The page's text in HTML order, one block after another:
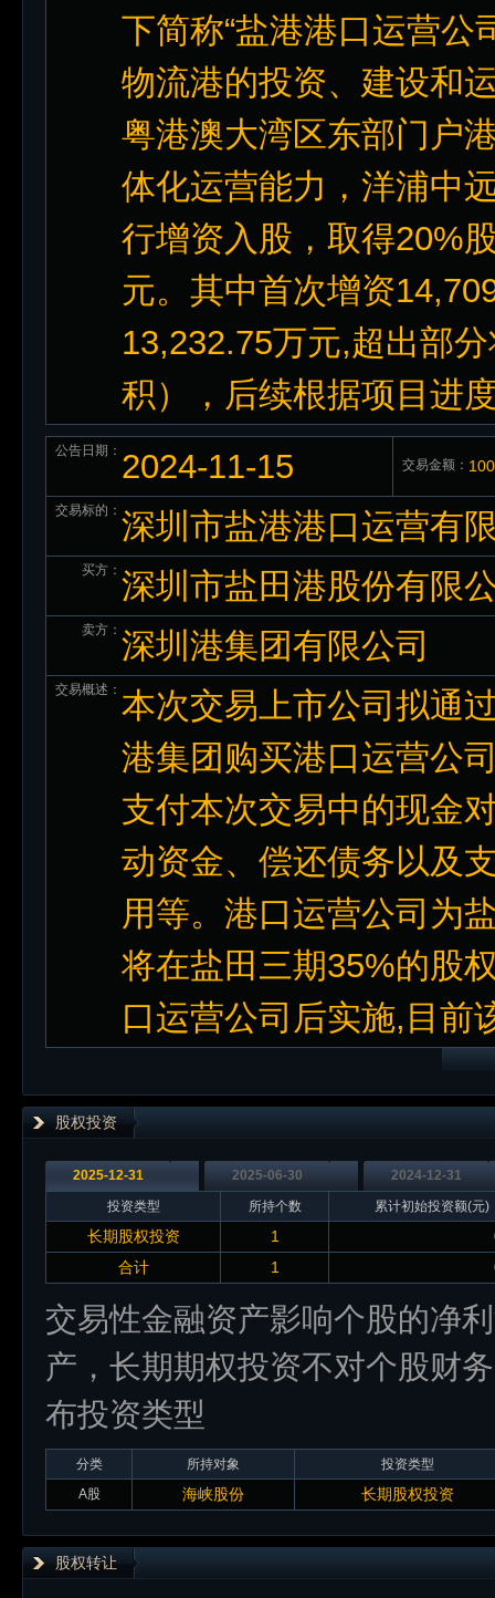
下简称“盐港港口运营公
物流港的投资、建设和
粤港澳大湾区东部门户
体化运营能力，洋浦中
行增资入股，取得20%
元。其中首次增资
13,232.75万元,超出部
积），后续根据项目进
公告日期： 2024-11-15 交易金额：
交易标的： 深圳市盐港港口运营有
买方： 深圳市盐田港股份有限
卖方： 深圳港集团有限公司
交易概述： 本次交易上市公司拟通
港集团购买港口运营公
支付本次交易中的现金
动资金、偿还债务以及
用等。港口运营公司为
将在盐田三期35%的股
口运营公司后实施,目前
股权投资
2025-12-31 2025-06-30
2024-12-31
投资类型
所持个数 累计初始投资额(元)
长期股权投资 1
合计
1
交易性金融资产影响个股的净
产，长期期权投资不对个股财
布投资类型
分类 所持对象
投资类型
A股
海峡股份 长期股权投资
股权转让